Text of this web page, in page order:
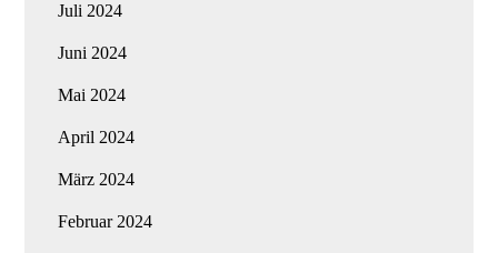
Juli 2024
Juni 2024
Mai 2024
April 2024
März 2024
Februar 2024